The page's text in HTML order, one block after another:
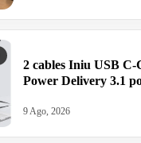
2 cables Iniu USB C-
Power Delivery 3.1
9 Ago, 2026